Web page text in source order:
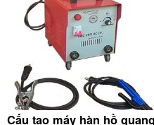
Cấu tạo máy hàn hồ